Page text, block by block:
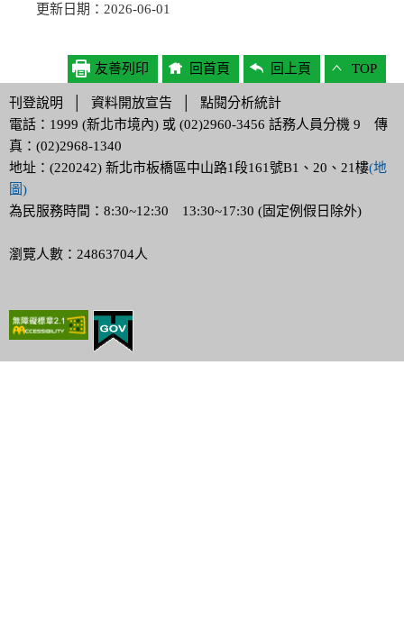
更新日期：2026-06-01
友善列印 回首頁 回上頁 TOP
刊登說明 資料開放宣告
點閱分析統計
電話：1999 (新北市境內) 或 (02)2960-3456 話務人員分機 9 傳
真：(02)2968-1340
地址：(220242) 新北市板橋區中山路1段161號B1、20、21樓(地
圖)
為民服務時間：8:30~12:30 13:30~17:30 (固定例假日除外)
瀏覽人數：24863704人